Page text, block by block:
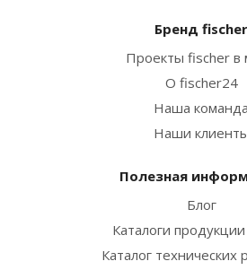
Бренд fischer
Проекты fischer в
О fischer24
Наша команда
Наши
Полезная
Блог
Каталоги
Каталог